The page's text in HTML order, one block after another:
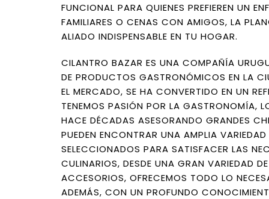
FUNCIONAL PARA QUIENES PREFIEREN UN
FAMILIARES O CENAS CON AMIGOS, LA
ALIADO INDISPENSABLE EN TU HOGAR.
CILANTRO BAZAR ES UNA COMPAÑÍA
DE PRODUCTOS GASTRONÓMICOS EN LA
EL MERCADO, SE HA CONVERTIDO EN UN
TENEMOS PASIÓN POR LA GASTRONOMÍA,
HACE DÉCADAS ASESORANDO GRANDES
PUEDEN ENCONTRAR UNA AMPLIA
SELECCIONADOS PARA SATISFACER LAS
CULINARIOS, DESDE UNA GRAN VARIEDAD
ACCESORIOS, OFRECEMOS TODO LO
ADEMÁS, CON UN PROFUNDO